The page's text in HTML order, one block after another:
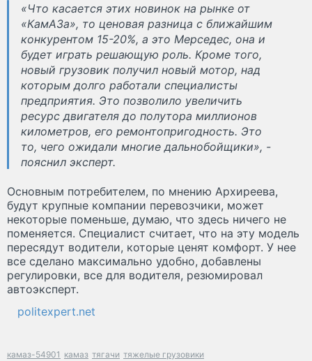
«Что касается этих новинок на рынке от
«КамАЗа», то ценовая разница с ближайшим
конкурентом 15-20%, а это Мерседес, она и
будет играть решающую роль. Кроме того,
новый грузовик получил новый мотор, над
которым долго работали специалисты
предприятия. Это позволило увеличить
ресурс двигателя до полутора миллионов
километров, его ремонтопригодность. Это
то, чего ожидали многие дальнобойщики», -
пояснил эксперт.
Основным потребителем, по мнению Архиреева,
будут крупные компании перевозчики, может
некоторые поменьше, думаю, что здесь ничего не
поменяется. Специалист считает, что на эту модель
пересядут водители, которые ценят комфорт. У нее
все сделано максимально удобно, добавлены
регулировки, все для водителя, резюмировал
автоэксперт.
politexpert.net
камаз-54901 камаз тягачи тяжелые грузовики